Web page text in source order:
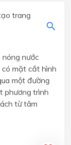
trang
nước
mặt cắt hình
một đường
phương trình
từ tâm